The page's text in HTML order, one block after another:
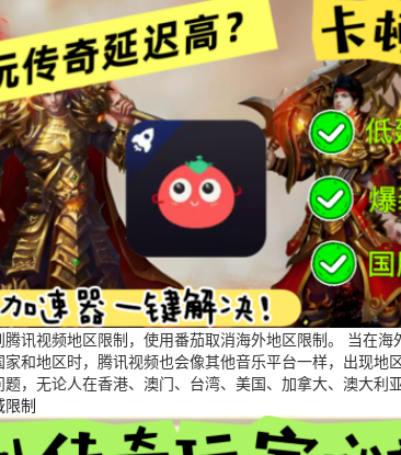
讯视频地区限制，使用番茄取消海外地区限制。 当在
和地区时，腾讯视频也会像其他音乐平台一样，出现
，无论人在香港、澳门、台湾、美国、加拿大、澳大利
制